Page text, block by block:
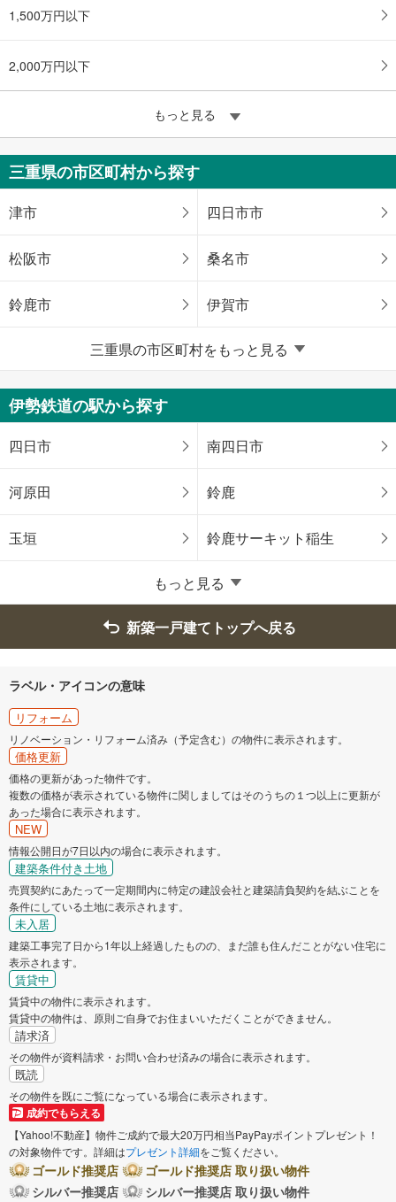
1,500万円以下
2,000万円以下
もっと見る
三重県の市区町村から探す
津市 四日市市
松阪市 桑名市
鈴鹿市 伊賀市
三重郡菰野町三重県の市区町村をもっと見る
伊勢鉄道の駅から探す
四日市 南四日市
河原田 鈴鹿
玉垣 鈴鹿サーキット稲生
もっと見る
新築一戸建てトップへ戻る
ラベル・アイコンの意味
リフォーム
リノベーション・リフォーム済み（予定含む）の物件に表示されます。
価格更新
価格の更新があった物件です。
複数の価格が表示されている物件に関しましてはそのうちの１つ以上に更新が
あった場合に表示されます。
NEW
情報公開日が7日以内の場合に表示されます。
建築条件付き土地
売買契約にあたって一定期間内に特定の建設会社と建築請負契約を結ぶことを
条件にしている土地に表示されます。
未入居
建築工事完了日から1年以上経過したものの、まだ誰も住んだことがない住宅に
表示されます。
賃貸中
賃貸中の物件に表示されます。
賃貸中の物件は、原則ご自身でお住まいいただくことができません。
請求済
その物件が資料請求・お問い合わせ済みの場合に表示されます。
既読
その物件を既にご覧になっている場合に表示されます。
成約でもらえる
【Yahoo!不動産】物件ご成約で最大20万円相当PayPayポイントプレゼント！
の対象物件です。詳細はプレゼント詳細をご覧ください。
ゴールド推奨店
ゴールド推奨店 取り扱い物件
シルバー推奨店
シルバー推奨店 取り扱い物件